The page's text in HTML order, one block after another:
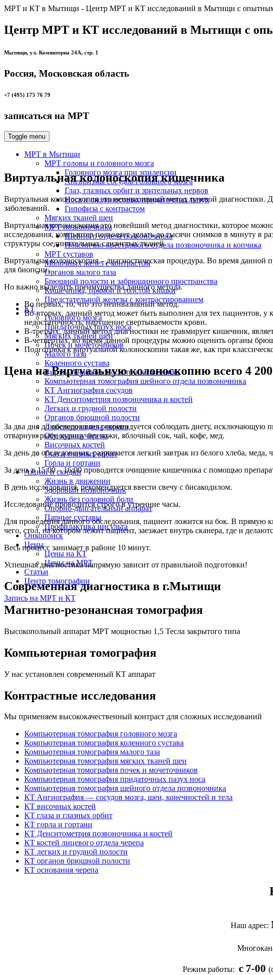
МРТ и КТ в Мытищи - Центр МРТ и КТ исследований в Мытищи с
Центр МРТ и КТ исследований в Мытищи с
Мытищи, ул. Коминтерна 24А, стр. 1
Россия, Московская область
+7 (495) 175 76 79
записаться на МРТ
Toggle menu
МРТ в Мытищи
МРТ головы и головного мозга
Головного мозга при эпилепсии
Аневризмы сосудов головного мозга
Глаз, глазных орбит и зрительных нервов
Носа и околоносовых придаточных пазух
Гипофиза с контрастом
Мягких тканей шеи
МРТ позвоночника
Шейного отдела позвоночника
Пояснично-крестцового отдела позвоночника и копчика
МРТ суставов
Молочных желез с контрастом
Органов малого таза
Брюшной полости и забрюшинного пространства
Кишечника, прямой и толстой кишки
Предстательной железы с контрастированием
КТ
Головного мозга
Придаточных пазух носа
Мягких тканей шеи
Почек и мочеточников
Малого таза
Коленного сустава
Виртуальная колоноскопия кишечника
Компьютерная томография шейного отдела позвоночника
КТ Ангиография сосудов
КТ Денситометрия позвоночника и костей
Легких и грудной полости
Органов брюшной полости
Лицевого отдела черепа
Основания черепа
Височных костей
Глаз и глазных орбит
Горла и гортани
Акции и скидки
Жизнь в движении
Здоровый позвоночник
Жизнь без головной боли
Опорно-двигательный аппарат
Парные суставы
Профилактика инсульта
Онкопоиск
Цены
Цены на КТ
Цены на МРТ
Статьи
Центр томографии
Запись на МРТ и КТ
Виртуальная колоноскопия кишечника
Виртуальная колоноскопия это неинвазивный метод лучевой диагностики.
заболеваний.
Виртуальная колоноскопия это новейший метод диагностики, которое
исследования, компьютер позволяет делать до тысячи снимков в минуту в
структуры соединительных слизистых тканей.
Виртуальная колоноскопия – диагностическая процедура. Во время
для биопсии.
Но важно выделить преимущества данного метода.
Во первых, то, что это неинвазивный метод.
Во-вторых, данный метод может быть выполнен для тех пациентов, у
недостаточность, нарушение свертываемости крови.
В-третьих, данный метод диагностики не травмирует кишечник,
В-четвертых, во время данной процедуры можно оценить органы
Подготовка к виртуальной колоноскопии такая же, как при
Цена на Виртуальную колоноскопию всего 4
За два дня до обследования рекомендуется соблюдать диету,
отварную рыбу, курицу без кожи, яблочный сок, чай, кофе, мед.
За день до обследования, разрешается легкий завтрак из белого хлеба,
За день в 15:00 – 16:00 проводится очищение кишечника с помощью
В день исследования, рекомендуется ввести свечу с бисакодилом.
Исследование проводится строго в утренние часы.
Для проведения данного обследования, пациент ложится на бок. В прямую
чего, стол, на котором лежит пациент, заезжает внутрь сканера, где и
Весь процесс занимает в районе 10 минут.
Успешная диагностика напрямую зависит от правильной подготовки!
Современная диагностика в г.Мытищи
Магнитно-резонансная томография
Высокопольный аппарат МРТ мощностью 1,5 Тесла закрытого типа
Компьютерная томография
У нас установлен современный КТ аппарат
Контрастные исследования
Мы применяем высококачественный контраст для сложных исследований
Компьютерная томография головного мозга
Компьютерная томография коленного сустава
Компьютерная томография малого таза
Компьютерная томография мягких тканей шеи
Компьютерная томография почек и мочеточников
Компьютерная томография придаточных пазух носа
Компьютерная томография шейного отдела позвоночника
КТ Ангиография — сосудов мозга, шеи, конечностей и тела
КТ височных костей
КТ глаза и глазных орбит
КТ горла и гортани
КТ Денситометрия позвоночника и костей
КТ костей лицевого отдела черепа
КТ легких и грудной полости
КТ органов брюшной полости
КТ основания черепа
Наш адрес:
Режим работы: с 7-00